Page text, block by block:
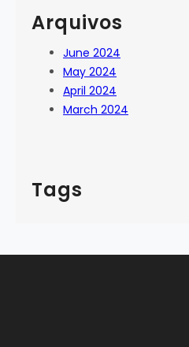
Arquivos
June 2024
May 2024
April 2024
March 2024
Tags